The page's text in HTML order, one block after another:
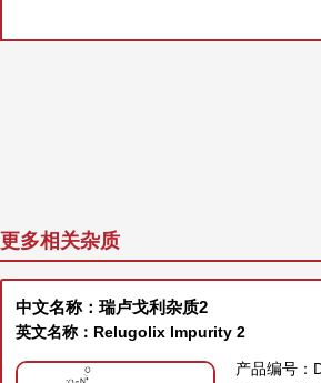
更多相关杂质
中文名称：瑞卢戈利杂质2
英文名称：Relugolix Impurity 2
产品编号：